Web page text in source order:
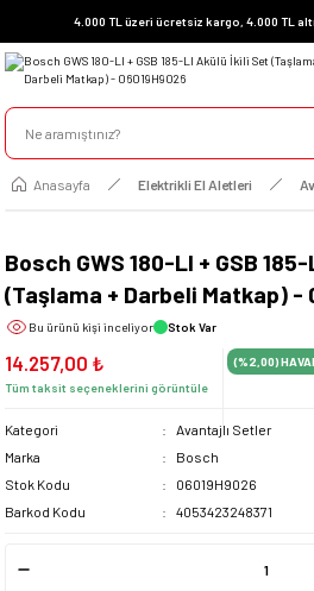
4.000 TL üzeri ücretsiz kargo, 4.000 TL
Anasayfa Elektrikli El Aletleri
Bosch GWS 180-LI + GSB
(Taşlama + Darbeli Matkap) -
Bu ürünü kişi inceliyor Stok Var
14.257,00 ₺
Tüm taksit seçeneklerini görüntüle
(%2,00)
Kategori
Avantajlı Setler
Marka
Bosch
Stok Kodu
06019H9026
Barkod Kodu
4053423248371